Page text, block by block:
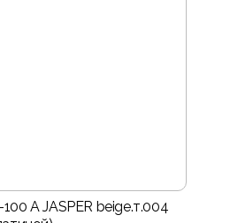
A JASPER beige.т.004